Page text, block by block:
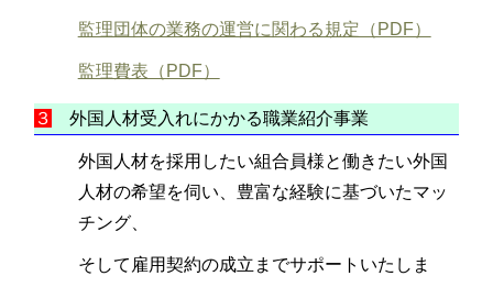
監理団体の業務の運営に関わる規定（PDF）
監理費表（PDF）
３ 外国人材受入れにかかる職業紹介事業
外国人材を採用したい組合員様と働きたい外国
人材の希望を伺い、豊富な経験に基づいたマッ
チング、
そして雇用契約の成立までサポートいたしま